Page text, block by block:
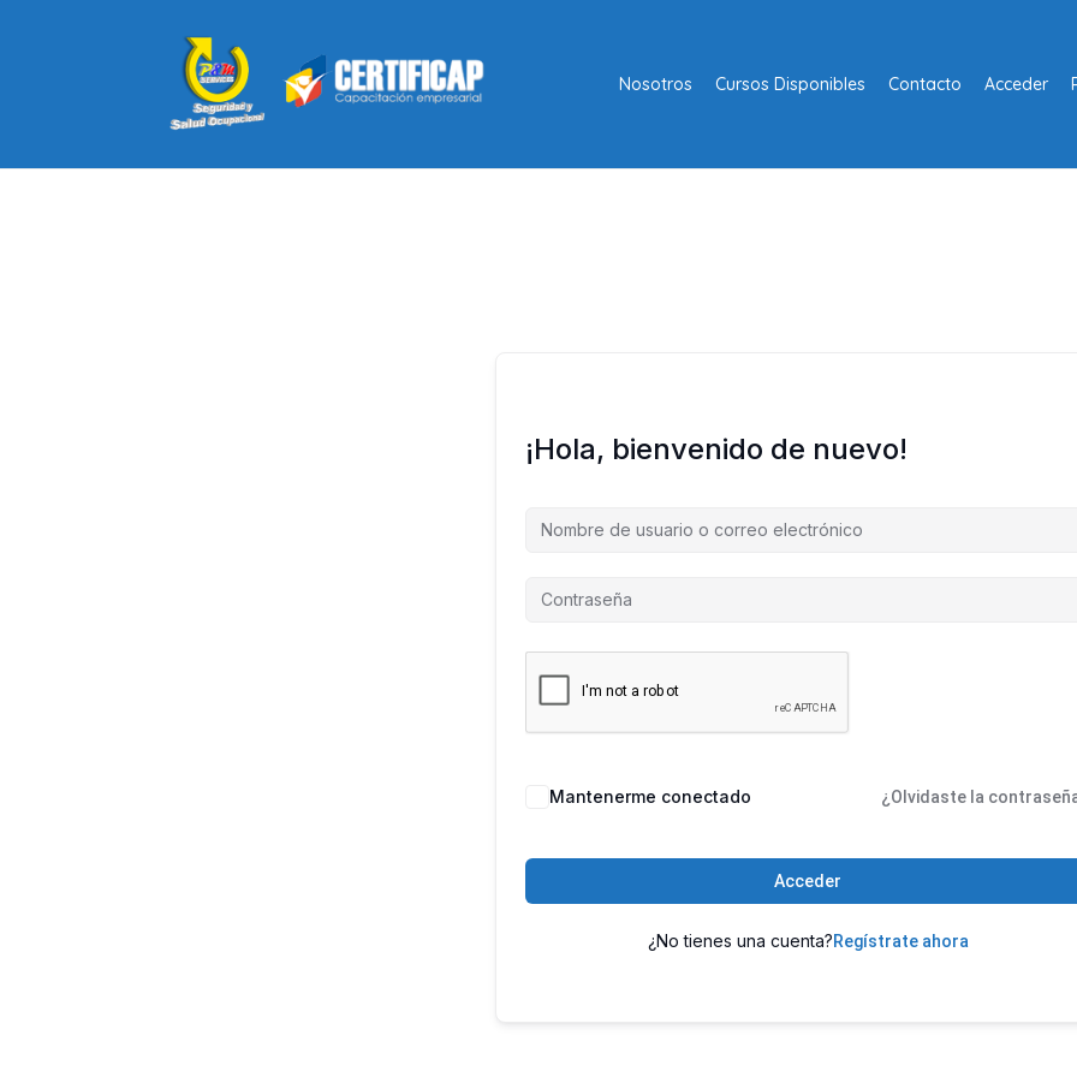
Nosotros Cursos Disponibles Contacto Acceder
¡Hola, bienvenido de nuevo!
Mantenerme conectado ¿Olvidaste la
Acceder
¿No tienes una cuenta?Regístrate ahora